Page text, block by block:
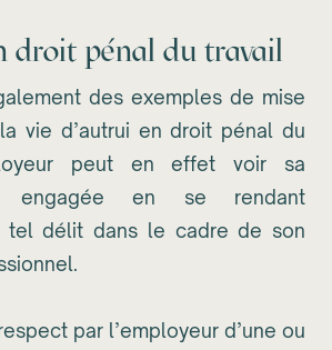
droit pénal du travail
des exemples de mise
vie d’autrui en droit pénal du
peut en effet voir sa
engagée en se rendant
tel délit dans le cadre de son
par l’employeur d’une ou